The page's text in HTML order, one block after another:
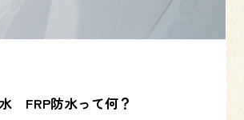
FRP防水って何？